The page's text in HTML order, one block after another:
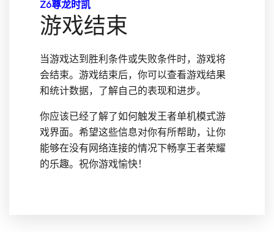
Z6尊龙时凯
游戏结束
当游戏达到胜利条件或失败条件时，游戏将
会结束。游戏结束后，你可以查看游戏结果
和统计数据，了解自己的表现和进步。
你应该已经了解了如何触发王者单机模式游
戏界面。希望这些信息对你有所帮助，让你
能够在没有网络连接的情况下畅享王者荣耀
的乐趣。祝你游戏愉快！